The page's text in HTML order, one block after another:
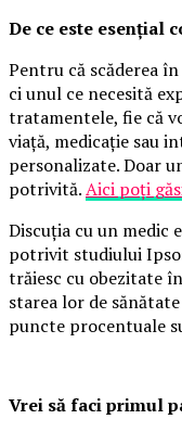
De ce este esențial
Pentru că scăderea
ci unul ce necesită
tratamentele, fie că
viață, medicație sau
personalizate. Doar
potrivită.Aici poți
Discuția cu un medic
potrivit studiului
trăiesc cu obezitate
starea lor de
puncte procentuale
Vrei să faci primul